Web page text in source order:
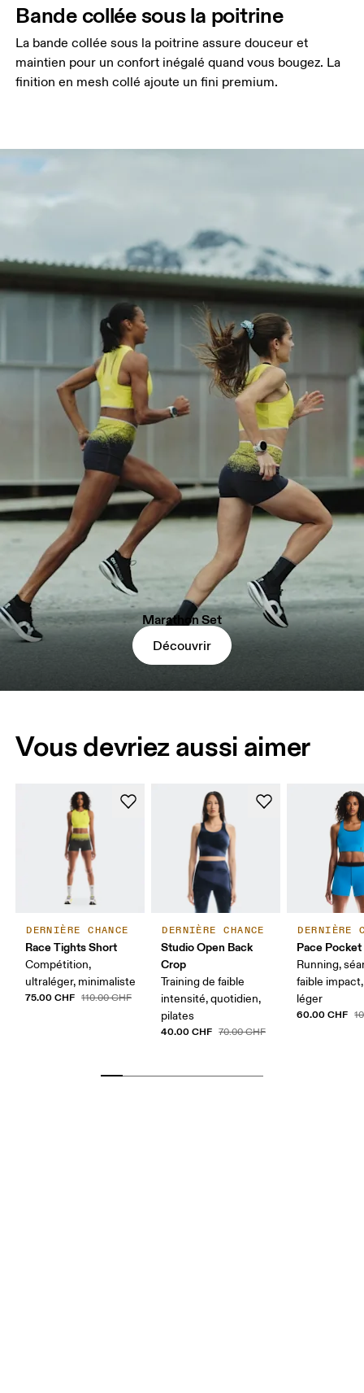
Bande collée sous la poitrine
La bande collée sous la poitrine assure douceur et
maintien pour un confort inégalé quand vous bougez. La
finition en mesh collé ajoute un fini premium.
Marathon Set
Découvrir
Vous devriez aussi aimer
DERNIÈRE CHANCE
Race Tights Short
Compétition,
ultraléger, minimaliste
75.00 CHF 110.00 CHF
DERNIÈRE CHANCE
Studio Open Back
Crop
Training de faible
intensité, quotidien,
pilates
40.00 CHF 70.00 CHF
DERNIÈRE
Pace Pocket
Running,
faible
léger
60.00 CHF